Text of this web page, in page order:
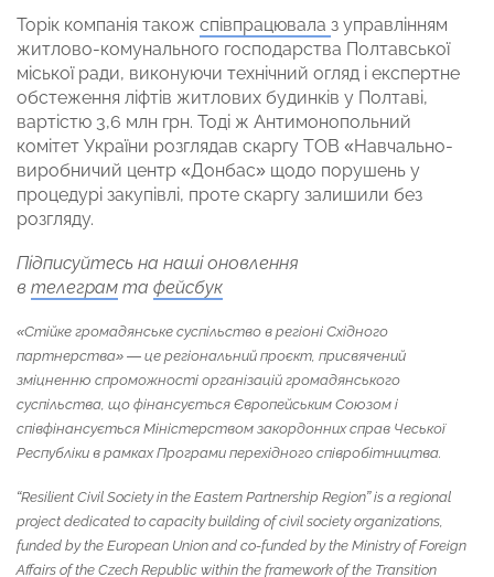
Торік компанія також співпрацювала з управлінням
житлово-комунального господарства Полтавської
міської ради, виконуючи технічний огляд і експертне
обстеження ліфтів житлових будинків у Полтаві,
вартістю 3,6 млн грн. Тоді ж Антимонопольний
комітет України розглядав скаргу ТОВ «Навчально-
виробничий центр «Донбас» щодо порушень у
процедурі закупівлі, проте скаргу залишили без
розгляду.
Підписуйтесь на наші оновлення
в телеграм та фейсбук
«Стійке громадянське суспільство в регіоні Східного
партнерства» — це регіональний проєкт, присвячений
зміцненню спроможності організацій громадянського
суспільства, що фінансується Європейським Союзом і
співфінансується Міністерством закордонних справ Чеської
Республіки в рамках Програми перехідного співробітництва.
“Resilient Civil Society in the Eastern Partnership Region” is a regional
project dedicated to capacity building of civil society organizations,
funded by the European Union and co-funded by the Ministry of Foreign
Affairs of the Czech Republic within the framework of the Transition